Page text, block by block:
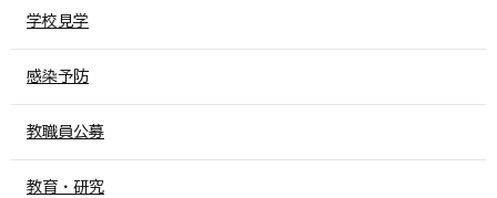
学校見学
感染予防
教職員公募
教育・研究